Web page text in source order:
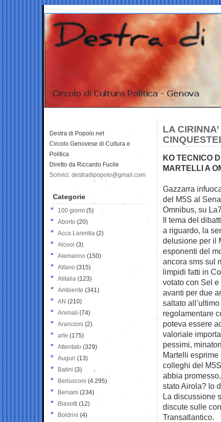
LA
KO TECNICO
MARTELLI A
Gazzarra
del M5S al
Omnibus, su
Il tema del
a riguardo, la
delusione per il
esponenti del
ancora sms sul
limpidi fatti in
votato con Sel
avanti per due
saltato
regolamentare
poteva essere
valoriale
pessimi,
Martelli
colleghi del
abbia
stato Airola? Io
La discussione
discute sulle
Transatlantico.
Destra di Popolo.net
Circolo Genovese di Cultura e
Politica
Diretto da Riccardo Fucile
Scrivici: destradipopolo@gmail.com
Categorie
100 giorni (5)
Aborto (20)
Acca Larentia (2)
Alcool (3)
Alemanno (150)
Alfano (315)
Alitalia (123)
Ambiente (341)
AN (210)
Animali (74)
Arancioni (2)
arte (175)
Attentato (329)
Auguri (13)
Batini (3)
Berlusconi (4.295)
Bersani (234)
Biasotti (12)
Boldrini (4)